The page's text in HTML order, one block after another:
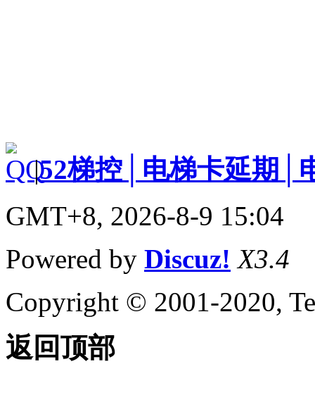
|52梯控│电梯卡延期│
GMT+8, 2026-8-9 15:04
Powered by Discuz! X3.4
Copyright © 2001-2020,
返回顶部